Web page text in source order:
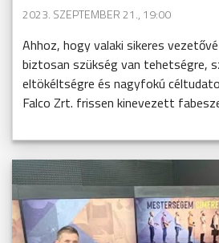
2023. SZEPTEMBER 21., 19:00
Ahhoz, hogy valaki sikeres
biztosan szükség van tehetségre,
eltökéltségre és nagyfokú
Falco Zrt. frissen kinevezett